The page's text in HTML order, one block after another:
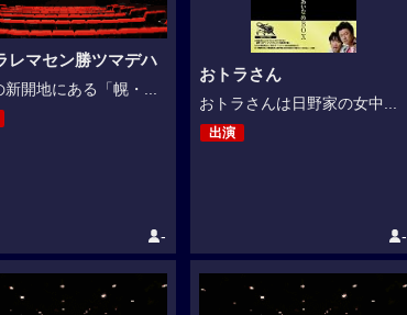
レマセン勝ツマデハ
新開地にある「幌・...
-
おトラさん
おトラさんは日野家の女中...
出演
-